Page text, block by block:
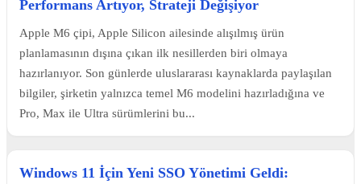
Performans Artıyor, Strateji Değişiyor
Apple M6 çipi, Apple Silicon ailesinde alışılmış ürün
planlamasının dışına çıkan ilk nesillerden biri olmaya
hazırlanıyor. Son günlerde uluslararası kaynaklarda paylaşılan
bilgiler, şirketin yalnızca temel M6 modelini hazırladığına ve
Pro, Max ile Ultra sürümlerini bu...
Windows 11 İçin Yeni SSO Yönetimi Geldi: